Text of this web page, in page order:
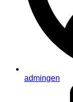
admingen